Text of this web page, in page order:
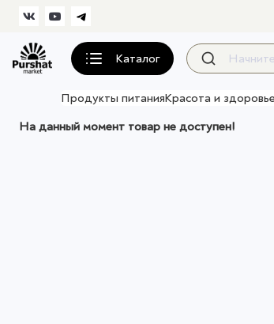
Каталог
Продукты питанияКрасота и
На данный момент товар не доступен!